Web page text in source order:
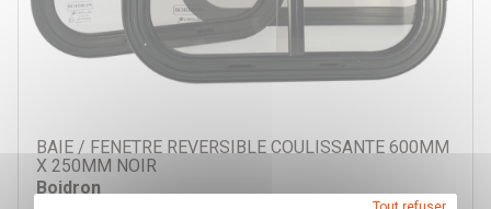
BAIE / FENETRE REVERSIBLE COULISSANTE 600MM
X 250MM NOIR
Boidron